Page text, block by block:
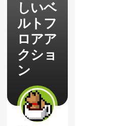
しいベ
ルトフ
ロアア
クショ
ン